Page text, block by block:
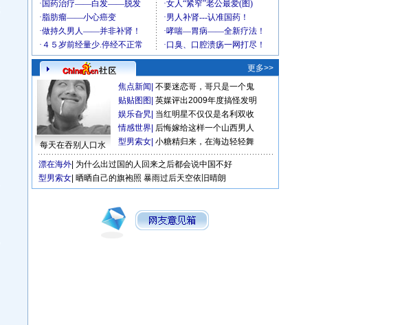
更多>>
每天在吞别人口水
焦点新闻 不要迷恋哥，哥只是一个鬼
贴贴图图 英媒评出2009年度搞怪发明
娱乐旮旯 当红明星不仅仅是名利双收
情感世界 后悔嫁给这样一个山西男人
型男索女 小糖精归来，在海边轻轻舞
漂在海外 为什么出过国的人回来之后都会说中国不好
型男索女 晒晒自己的旗袍照 暴雨过后天空依旧晴朗